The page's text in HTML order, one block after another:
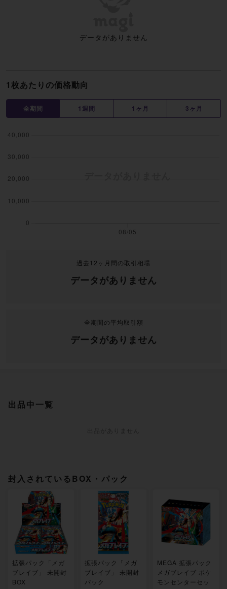
1枚あたりの価格動向
全期間 1週間 1ヶ月 3ヶ月
過去12ヶ月間の取引相場
データがありません
全期間の平均取引額
データがありません
データがありません
出品中一覧
封入されているBOX・パック
拡張パック「メガ
ブレイブ」 未開封
BOX
拡張パック「メガ
ブレイブ」 未開封
パック
MEGA 拡張パック
メガブレイブ ポケ
モンセンターセッ